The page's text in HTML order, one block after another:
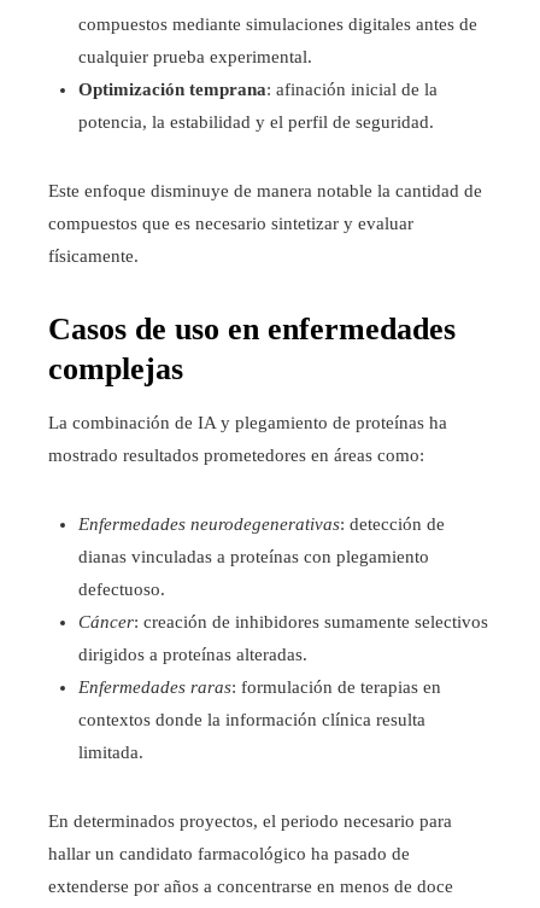
compuestos mediante simulaciones digitales antes de
cualquier prueba experimental.
Optimización temprana: afinación inicial de la
potencia, la estabilidad y el perfil de seguridad.
Este enfoque disminuye de manera notable la cantidad de
compuestos que es necesario sintetizar y evaluar
físicamente.
Casos de uso en enfermedades
complejas
La combinación de IA y plegamiento de proteínas ha
mostrado resultados prometedores en áreas como:
Enfermedades neurodegenerativas: detección de
dianas vinculadas a proteínas con plegamiento
defectuoso.
Cáncer: creación de inhibidores sumamente selectivos
dirigidos a proteínas alteradas.
Enfermedades raras: formulación de terapias en
contextos donde la información clínica resulta
limitada.
En determinados proyectos, el periodo necesario para
hallar un candidato farmacológico ha pasado de
extenderse por años a concentrarse en menos de doce